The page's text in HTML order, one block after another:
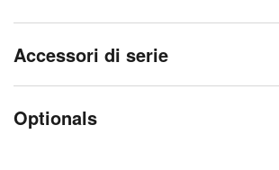
Accessori di serie
Optionals